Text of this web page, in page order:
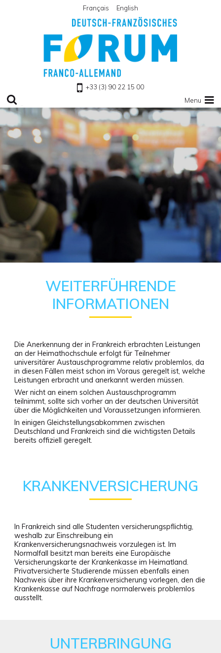
Zu Homepage
Français English
+33 (3) 90 22 15 00
Menu
WEITERFÜHRENDE
INFORMATIONEN
Die Anerkennung der in Frankreich erbrachten Leistungen
an der Heimathochschule erfolgt für Teilnehmer
universitärer Austauschprogramme relativ problemlos, da
in diesen Fällen meist schon im Voraus geregelt ist, welche
Leistungen erbracht und anerkannt werden müssen.
Wer nicht an einem solchen Austauschprogramm
teilnimmt, sollte sich vorher an der deutschen Universität
über die Möglichkeiten und Voraussetzungen informieren.
In einigen Gleichstellungsabkommen zwischen
Deutschland und Frankreich sind die wichtigsten Details
bereits offiziell geregelt.
KRANKENVERSICHERUNG
In Frankreich sind alle Studenten versicherungspflichtig,
weshalb zur Einschreibung ein
Krankenversicherungsnachweis vorzulegen ist. Im
Normalfall besitzt man bereits eine Europäische
Versicherungskarte der Krankenkasse im Heimatland.
Privatversicherte Studierende müssen ebenfalls einen
Nachweis über ihre Krankenversicherung vorlegen, den die
Krankenkasse auf Nachfrage normalerweis problemlos
ausstellt.
UNTERBRINGUNG